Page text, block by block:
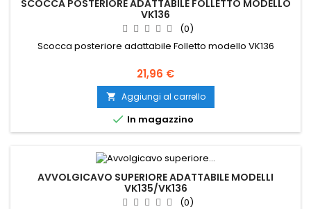
SCOCCA POSTERIORE ADATTABILE FOLLETTO MODELLO
VK136
(0)
Scocca posteriore adattabile Folletto modello VK136
Prezzo
21,96 €
 Aggiungi al carrello
 In magazzino
AVVOLGICAVO SUPERIORE ADATTABILE MODELLI
VK135/VK136
(0)